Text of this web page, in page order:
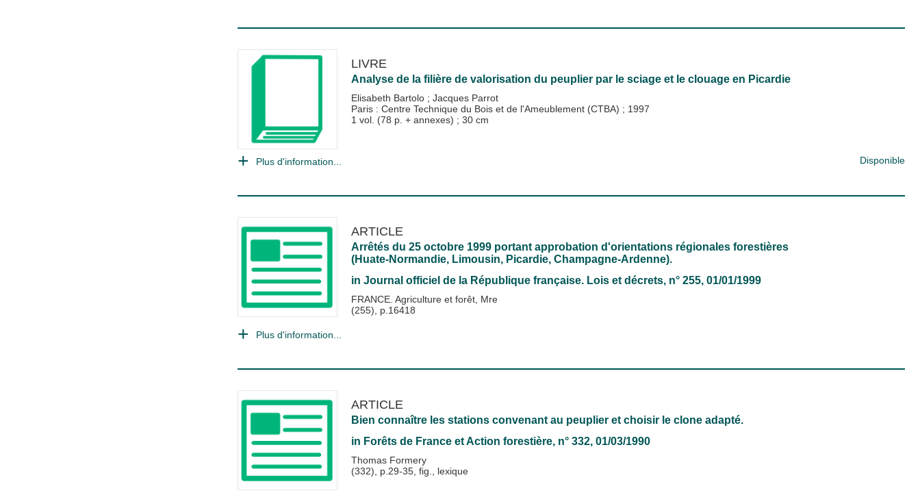
LIVRE
Analyse de la filière de valorisation du peuplier par le sciage et le clouage en Picardie
Elisabeth Bartolo ; Jacques Parrot
Paris : Centre Technique du Bois et de l'Ameublement (CTBA) ; 1997
1 vol. (78 p. + annexes) ; 30 cm
Plus d'information... Disponible
ARTICLE
Arrêtés du 25 octobre 1999 portant approbation d'orientations régionales forestières
(Huate-Normandie, Limousin, Picardie, Champagne-Ardenne).
in Journal officiel de la République française. Lois et décrets, n° 255, 01/01/1999
FRANCE. Agriculture et forêt, Mre
(255), p.16418
Plus d'information...
ARTICLE
Bien connaître les stations convenant au peuplier et choisir le clone adapté.
in Forêts de France et Action forestière, n° 332, 01/03/1990
Thomas Formery
(332), p.29-35, fig., lexique